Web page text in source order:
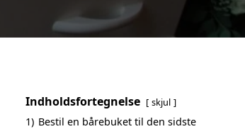
Indholdsfortegnelse skjul
1) Bestil en bårebuket til den sidste